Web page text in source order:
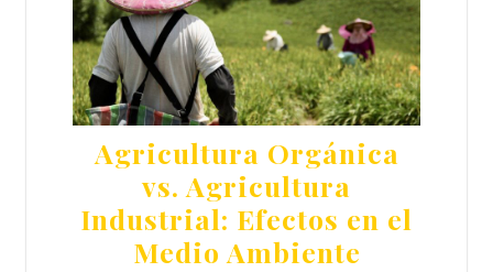
Agricultura Orgánica
vs. Agricultura
Industrial: Efectos en el
Medio Ambiente